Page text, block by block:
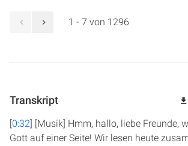
1 - 7 von 1296
Transkript
[0:32] [Musik] Hmm, hallo, liebe Freunde,
Gott auf einer Seite! Wir lesen heute